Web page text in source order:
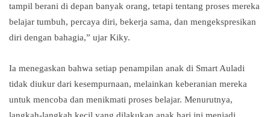
tampil berani di depan banyak orang, tetapi tentang proses mereka
belajar tumbuh, percaya diri, bekerja sama, dan mengekspresikan
diri dengan bahagia,” ujar Kiky.
Ia menegaskan bahwa setiap penampilan anak di Smart Auladi
tidak diukur dari kesempurnaan, melainkan keberanian mereka
untuk mencoba dan menikmati proses belajar. Menurutnya,